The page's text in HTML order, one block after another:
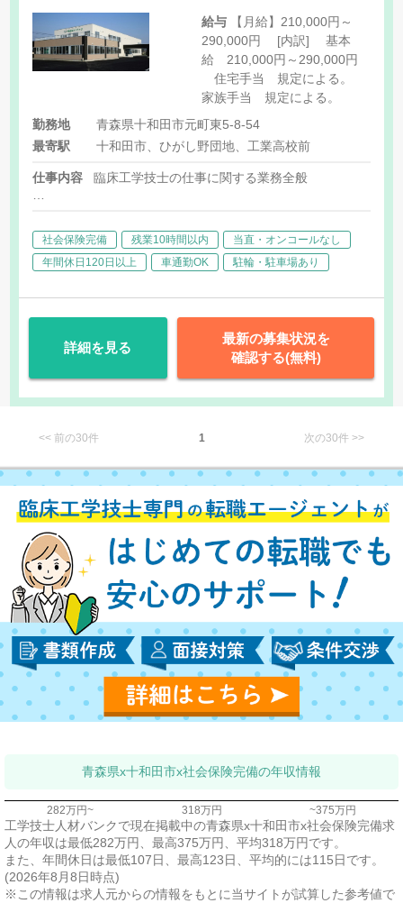
給与
290,000円 [内訳] 基本
給 210,000円～290,000円
住宅手当 規定による。
家族手当 規定による。
勤務地
青森県十和田市元町東5-8-54
最寄駅
十和田市、ひがし野団地、工業高校前
仕事内容 臨床工学技士の仕事に関する業務全般
・医師の指示のもとに血液浄化装置等機器の操作及び保守点検
・機器のメンテナンスや調整等
・その他、上記に付随する業務
社会保険完備 残業10時間以内
当直・オンコールなし
年間休日120日以上
車通勤OK 駐輪・駐車場あり
詳細を見る
最新の募集状況を
確認する(無料)
<< 前の30件 1 次の30件 >>
青森県x十和田市x社会保険完備の年収情報
282万円~ 318万円 ~375万円
工学技士人材バンクで現在掲載中の青森県x十和田市x社会保険完備求
人の年収は最低282万円、最高375万円、平均318万円です。
また、年間休日は最低107日、最高123日、平均的には115日です。
(2026年8月8日時点)
※この情報は求人元からの情報をもとに当サイトが試算した参考値で